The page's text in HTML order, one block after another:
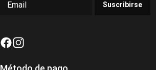
Suscribirse